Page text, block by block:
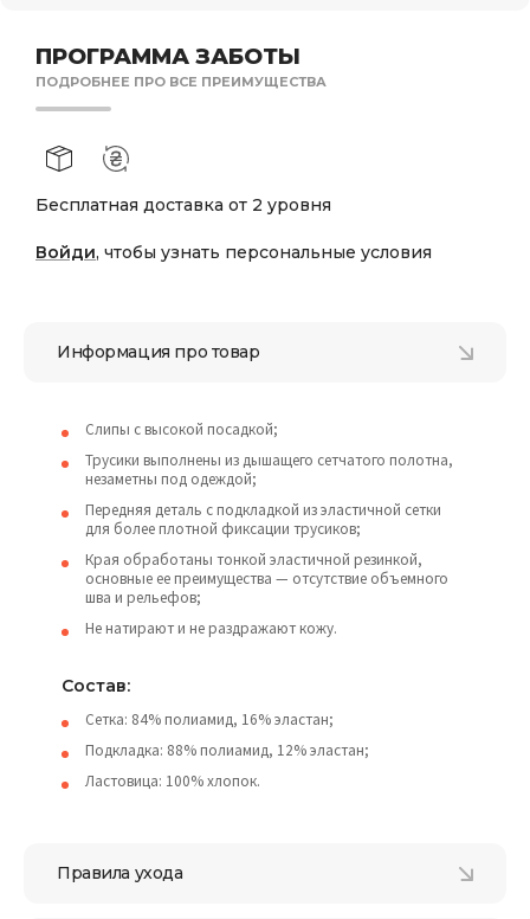
ПРОГРАММА ЗАБОТЫ
ПОДРОБНЕЕ ПРО ВСЕ ПРЕИМУЩЕСТВА
Бесплатная доставка от 2 уровня
Войди, чтобы узнать персональные условия
Информация про товар
Слипы с высокой посадкой;
Трусики выполнены из дышащего сетчатого полотна,
незаметны под одеждой;
Передняя деталь с подкладкой из эластичной сетки
для более плотной фиксации трусиков;
Края обработаны тонкой эластичной резинкой,
основные ее преимущества — отсутствие объемного
шва и рельефов;
Не натирают и не раздражают кожу.
Состав:
Сетка: 84% полиамид, 16% эластан;
Подкладка: 88% полиамид, 12% эластан;
Ластовица: 100% хлопок.
Правила ухода